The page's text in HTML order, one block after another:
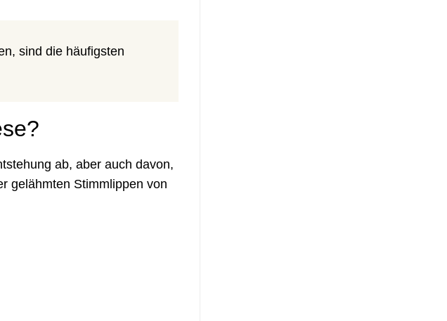
sind die häufigsten
ab, aber auch davon,
gelähmten Stimmlippen von